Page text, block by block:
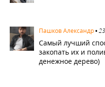
3471 Пашков Александр•
Самый лучший
закопать их и
денежное дерево)